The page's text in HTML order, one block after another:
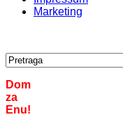
Marketing
Dom
za
Enu!